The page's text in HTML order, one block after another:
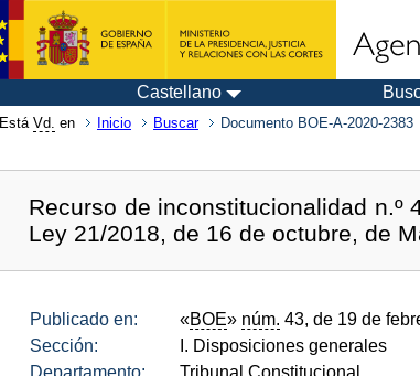
Castellano
Está Vd. en Inicio Buscar Documento BOE-A-2020-2383
Recurso de inconstitucionalidad
Ley 21/2018, de 16 de octubre, de
Publicado en: «BOE» núm. 43, de 19 de
Sección:
I. Disposiciones generales
Departamento:
Tribunal Constitucional